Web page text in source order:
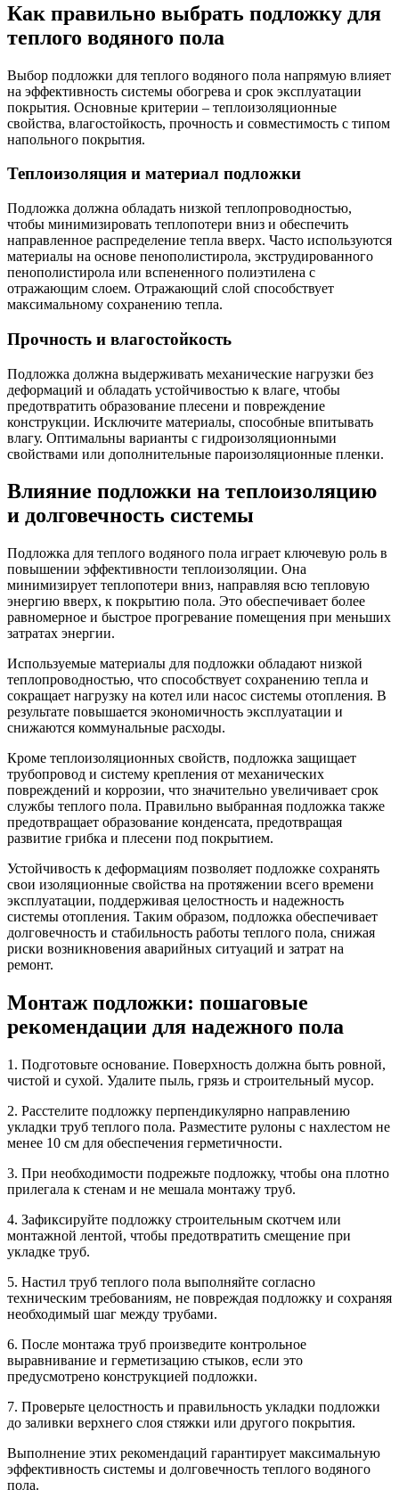
Как правильно выбрать подложку для
теплого водяного пола
Выбор подложки для теплого водяного пола напрямую влияет
на эффективность системы обогрева и срок эксплуатации
покрытия. Основные критерии – теплоизоляционные
свойства, влагостойкость, прочность и совместимость с типом
напольного покрытия.
Теплоизоляция и материал подложки
Подложка должна обладать низкой теплопроводностью,
чтобы минимизировать теплопотери вниз и обеспечить
направленное распределение тепла вверх. Часто используются
материалы на основе пенополистирола, экструдированного
пенополистирола или вспененного полиэтилена с
отражающим слоем. Отражающий слой способствует
максимальному сохранению тепла.
Прочность и влагостойкость
Подложка должна выдерживать механические нагрузки без
деформаций и обладать устойчивостью к влаге, чтобы
предотвратить образование плесени и повреждение
конструкции. Исключите материалы, способные впитывать
влагу. Оптимальны варианты с гидроизоляционными
свойствами или дополнительные пароизоляционные пленки.
Влияние подложки на теплоизоляцию
и долговечность системы
Подложка для теплого водяного пола играет ключевую роль в
повышении эффективности теплоизоляции. Она
минимизирует теплопотери вниз, направляя всю тепловую
энергию вверх, к покрытию пола. Это обеспечивает более
равномерное и быстрое прогревание помещения при меньших
затратах энергии.
Используемые материалы для подложки обладают низкой
теплопроводностью, что способствует сохранению тепла и
сокращает нагрузку на котел или насос системы отопления. В
результате повышается экономичность эксплуатации и
снижаются коммунальные расходы.
Кроме теплоизоляционных свойств, подложка защищает
трубопровод и систему крепления от механических
повреждений и коррозии, что значительно увеличивает срок
службы теплого пола. Правильно выбранная подложка также
предотвращает образование конденсата, предотвращая
развитие грибка и плесени под покрытием.
Устойчивость к деформациям позволяет подложке сохранять
свои изоляционные свойства на протяжении всего времени
эксплуатации, поддерживая целостность и надежность
системы отопления. Таким образом, подложка обеспечивает
долговечность и стабильность работы теплого пола, снижая
риски возникновения аварийных ситуаций и затрат на
ремонт.
Монтаж подложки: пошаговые
рекомендации для надежного пола
1. Подготовьте основание. Поверхность должна быть ровной,
чистой и сухой. Удалите пыль, грязь и строительный мусор.
2. Расстелите подложку перпендикулярно направлению
укладки труб теплого пола. Разместите рулоны с нахлестом не
менее 10 см для обеспечения герметичности.
3. При необходимости подрежьте подложку, чтобы она плотно
прилегала к стенам и не мешала монтажу труб.
4. Зафиксируйте подложку строительным скотчем или
монтажной лентой, чтобы предотвратить смещение при
укладке труб.
5. Настил труб теплого пола выполняйте согласно
техническим требованиям, не повреждая подложку и сохраняя
необходимый шаг между трубами.
6. После монтажа труб произведите контрольное
выравнивание и герметизацию стыков, если это
предусмотрено конструкцией подложки.
7. Проверьте целостность и правильность укладки подложки
до заливки верхнего слоя стяжки или другого покрытия.
Выполнение этих рекомендаций гарантирует максимальную
эффективность системы и долговечность теплого водяного
пола.